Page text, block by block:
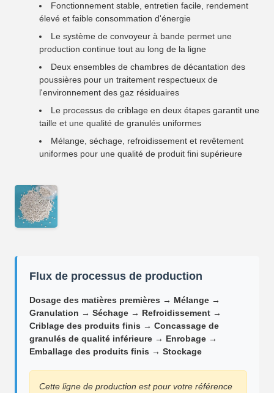
Fonctionnement stable, entretien facile, rendement
élevé et faible consommation d'énergie
Le système de convoyeur à bande permet une
production continue tout au long de la ligne
Deux ensembles de chambres de décantation des
poussières pour un traitement respectueux de
l'environnement des gaz résiduaires
Le processus de criblage en deux étapes garantit une
taille et une qualité de granulés uniformes
Mélange, séchage, refroidissement et revêtement
uniformes pour une qualité de produit fini supérieure
Flux de processus de production
Dosage des matières premières → Mélange →
Granulation → Séchage → Refroidissement →
Criblage des produits finis → Concassage de
granulés de qualité inférieure → Enrobage →
Emballage des produits finis → Stockage
Cette ligne de production est pour votre référence